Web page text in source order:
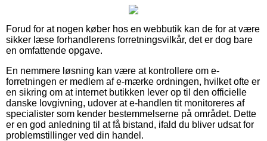
Forud for at nogen køber hos en webbutik kan de for at være
sikker læse forhandlerens forretningsvilkår, det er dog bare
en omfattende opgave.
En nemmere løsning kan være at kontrollere om e-
forretningen er medlem af e-mærke ordningen, hvilket ofte er
en sikring om at internet butikken lever op til den officielle
danske lovgivning, udover at e-handlen tit monitoreres af
specialister som kender bestemmelserne på området. Dette
er en god anledning til at få bistand, ifald du bliver udsat for
problemstillinger ved din handel.